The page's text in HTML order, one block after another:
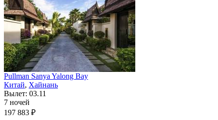
Pullman Sanya Yalong Bay
Китай, Хайнань
Вылет: 03.11
7 ночей
197 883 ₽